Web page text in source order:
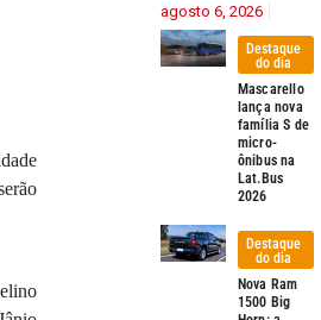
agosto 6, 2026
Destaque
do dia
Mascarello
lança nova
família S de
micro-
ônibus na
Lat.Bus
2026
Destaque
do dia
Nova Ram
1500 Big